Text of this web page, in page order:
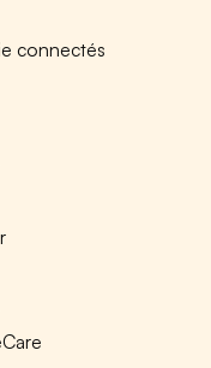
connectés